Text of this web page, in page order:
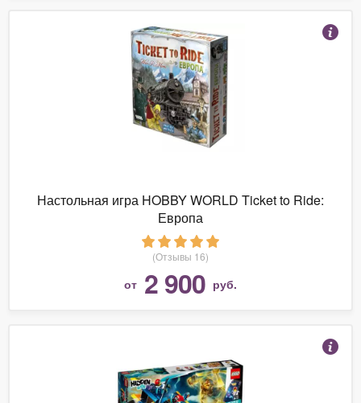
Настольная игра HOBBY WORLD Ticket to Ride:
Европа
(Отзывы 16)
от 2 900 руб.